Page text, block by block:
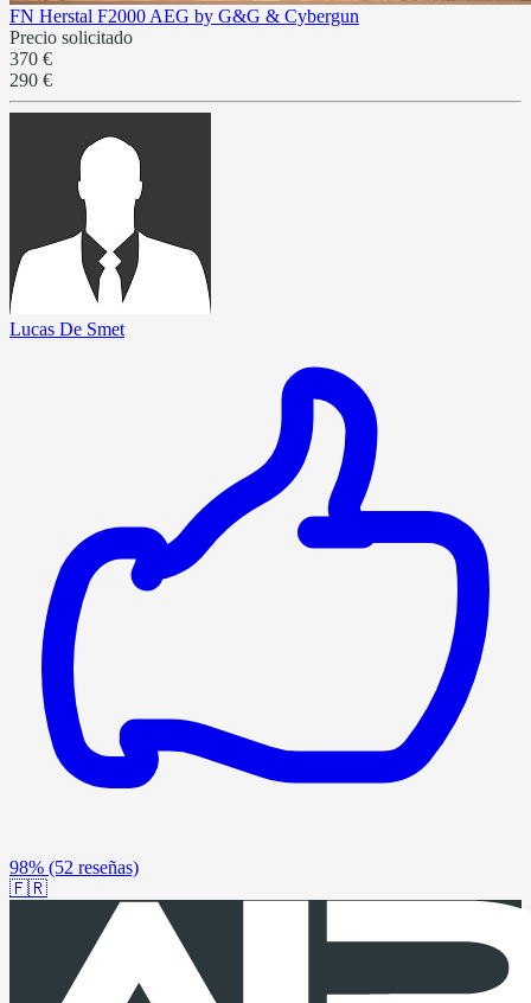
FN Herstal F2000 AEG by G&G & Cybergun
Precio solicitado
370 €
290 €
Lucas De Smet
98% (52 reseñas)
🇫🇷